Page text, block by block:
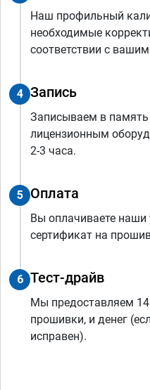
Наш профильный
необходимые
соответствии с
4 Запись
Записываем в
лицензионным
2-3 часа.
5 Оплата
Вы оплачиваете
сертификат на
6 Тест-драйв
Мы предоставляем 14
прошивки, и денег
исправен).